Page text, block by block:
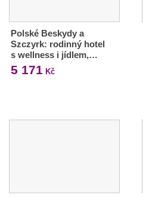
Polské Beskydy a
Szczyrk: rodinný hotel
s wellness i jídlem,…
5 171 Kč